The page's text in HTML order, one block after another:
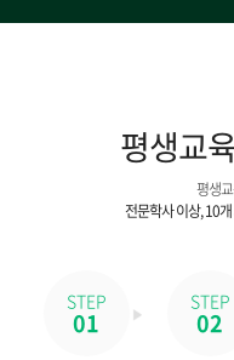
평생교
평생
전문학사 이상, 10
STEP
01
STEP
02